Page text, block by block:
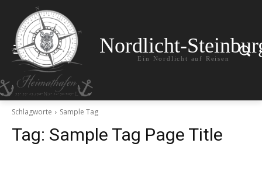
Nordlicht-
Ein Nordlicht auf Reisen
Schlagworte Sample Tag
Tag: Sample Tag Page Title